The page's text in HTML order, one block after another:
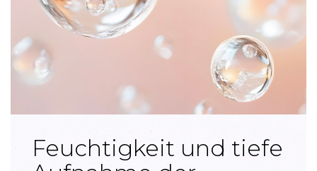
Feuchtigkeit und tiefe